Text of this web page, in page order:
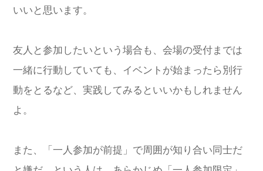
いいと思います。
友人と参加したいという場合も、会場の受付までは
一緒に行動していても、イベントが始まったら別行
動をとるなど、実践してみるといいかもしれません
よ。
また、「一人参加が前提」で周囲が知り合い同士だ